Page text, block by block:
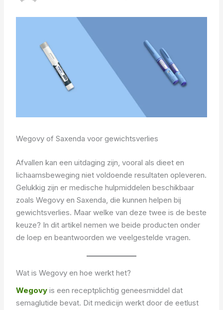
Wegovy of Saxenda voor gewichtsverlies
Afvallen kan een uitdaging zijn, vooral als dieet en
lichaamsbeweging niet voldoende resultaten opleveren.
Gelukkig zijn er medische hulpmiddelen beschikbaar
zoals Wegovy en Saxenda, die kunnen helpen bij
gewichtsverlies. Maar welke van deze twee is de beste
keuze? In dit artikel nemen we beide producten onder
de loep en beantwoorden we veelgestelde vragen.
Wat is Wegovy en hoe werkt het?
Wegovy is een receptplichtig geneesmiddel dat
semaglutide bevat. Dit medicijn werkt door de eetlust